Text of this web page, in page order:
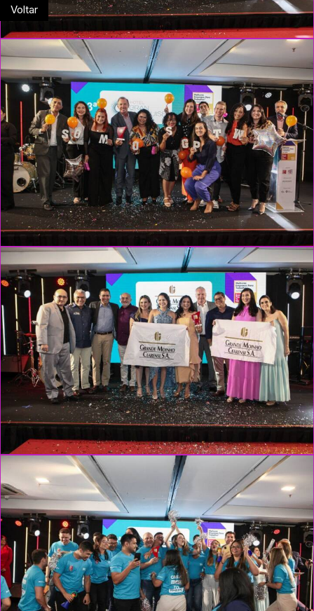
Voltar